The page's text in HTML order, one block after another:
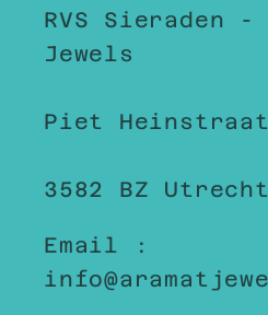
RVS Sieraden -
Jewels
Piet
3582 BZ Utrecht
Email :